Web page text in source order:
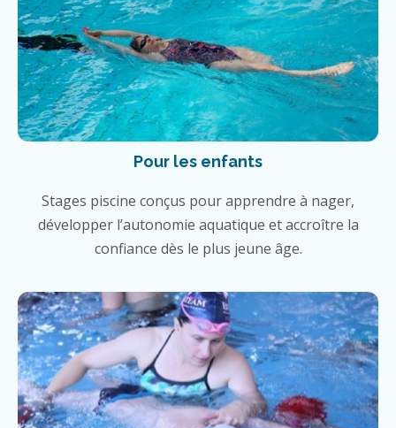
Pour les enfants
Stages piscine conçus pour apprendre à nager,
développer l’autonomie aquatique et accroître la
confiance dès le plus jeune âge.